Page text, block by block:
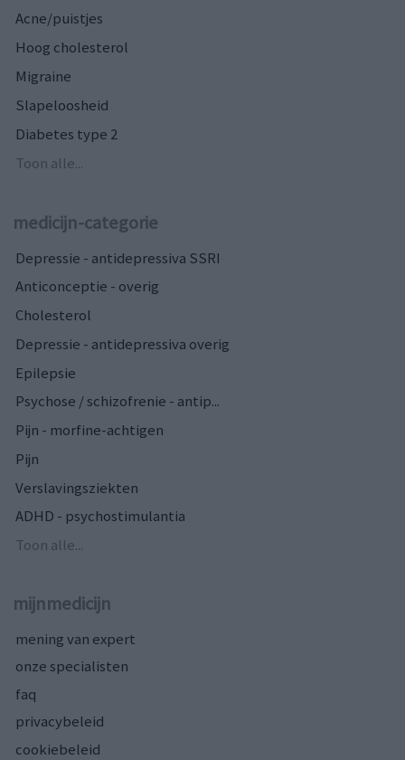
Acne/puistjes
Hoog cholesterol
Migraine
Slapeloosheid
Diabetes type 2
Toon alle...
medicijn-categorie
Depressie - antidepressiva SSRI
Anticonceptie - overig
Cholesterol
Depressie - antidepressiva overig
Epilepsie
Psychose / schizofrenie - antip...
Pijn - morfine-achtigen
Pijn
Verslavingsziekten
ADHD - psychostimulantia
Toon alle...
mijnmedicijn
mening van expert
onze specialisten
faq
privacybeleid
cookiebeleid